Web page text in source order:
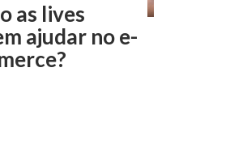
as lives
ajudar no e-